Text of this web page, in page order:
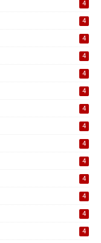
4
4
4
4
4
4
4
4
4
4
4
4
4
4